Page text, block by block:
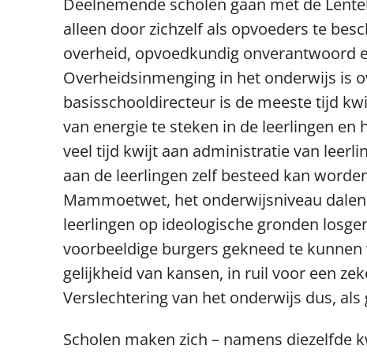
alleen door zichzelf als opvoeders te
overheid, opvoedkundig onverantwoord
Overheidsinmenging in het onderwijs is
basisschooldirecteur is de meeste tijd
van energie te steken in de leerlingen
veel tijd kwijt aan administratie van
aan de leerlingen zelf besteed kan
Mammoetwet, het onderwijsniveau
leerlingen op ideologische gronden
voorbeeldige burgers gekneed te
gelijkheid van kansen, in ruil voor een
Verslechtering van het onderwijs dus,
Scholen maken zich – namens diezelfde